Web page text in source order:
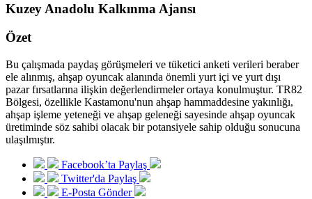
Kuzey Anadolu Kalkınma Ajansı
Özet
Bu çalışmada paydaş görüşmeleri ve tüketici anketi verileri beraber
ele alınmış, ahşap oyuncak alanında önemli yurt içi ve yurt dışı
pazar fırsatlarına ilişkin değerlendirmeler ortaya konulmuştur. TR82
Bölgesi, özellikle Kastamonu'nun ahşap hammaddesine yakınlığı,
ahşap işleme yeteneği ve ahşap geleneği sayesinde ahşap oyuncak
üretiminde söz sahibi olacak bir potansiyele sahip olduğu sonucuna
ulaşılmıştır.
Facebook’ta Paylaş
Twitter'da Paylaş
E-Posta Gönder